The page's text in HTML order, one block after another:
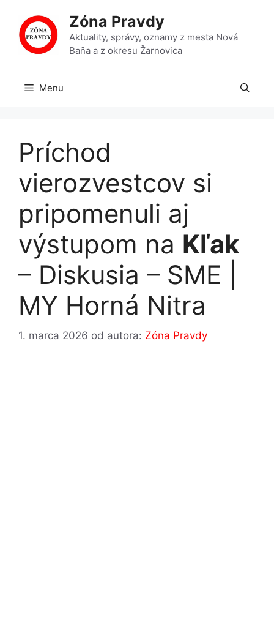
obsah
Zóna Pravdy
Aktuality, správy, oznamy z mesta Nová
Baňa a z okresu Žarnovica
Menu
Príchod
vierozvestcov si
pripomenuli aj
výstupom na Kľak
– Diskusia – SME |
MY Horná Nitra
1. marca 2026 od autora: Zóna Pravdy